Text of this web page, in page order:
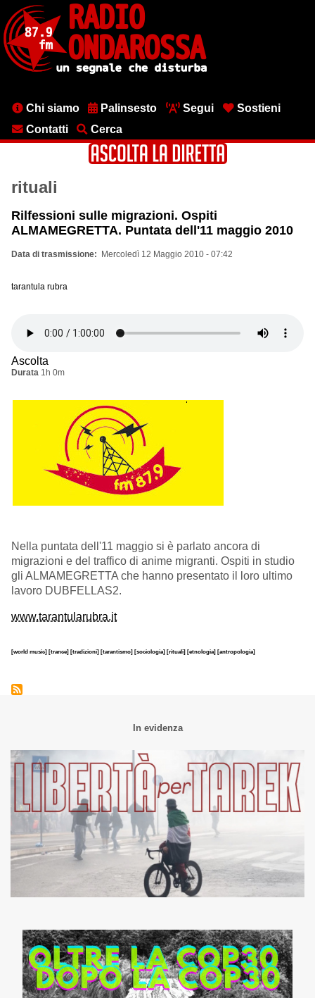
contenuto
principale
MenuChi siamo Palinsesto Segui
Sostieni
Contatti
Cerca
rituali
Rilfessioni sulle migrazioni. Ospiti
ALMAMEGRETTA. Puntata dell'11 maggio 2010
Data di trasmissione Mercoledì 12 Maggio 2010 - 07:42
tarantula rubra
Ascolta
Durata 1h 0m
Nella puntata dell'11 maggio si è parlato ancora di
migrazioni e del traffico di anime migranti. Ospiti in studio
gli ALMAMEGRETTA che hanno presentato il loro ultimo
lavoro DUBFELLAS2.
www.tarantularubra.it
[world music] [trance] [tradizioni] [tarantismo] [sociologia] [rituali] [etnologia] [antropologia]
In evidenza